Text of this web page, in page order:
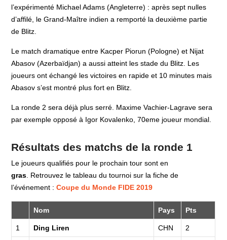
l’expérimenté Michael Adams (Angleterre) : après sept nulles
d’affilé, le Grand-Maître indien a remporté la deuxième partie
de Blitz.
Le match dramatique entre Kacper Piorun (Pologne) et Nijat
Abasov (Azerbaïdjan) a aussi atteint les stade du Blitz. Les
joueurs ont échangé les victoires en rapide et 10 minutes mais
Abasov s’est montré plus fort en Blitz.
La ronde 2 sera déjà plus serré. Maxime Vachier-Lagrave sera
par exemple opposé à Igor Kovalenko, 70eme joueur mondial.
Résultats des matchs de la ronde 1
Le joueurs qualifiés pour le prochain tour sont en
gras . Retrouvez le tableau du tournoi sur la fiche de
l’événement :Coupe du Monde FIDE 2019
Nom Pays Pts
1 Ding Liren CHN 2